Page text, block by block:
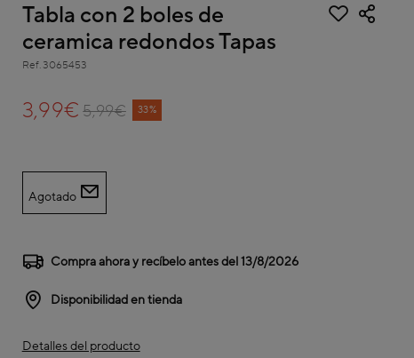
Tabla con 2 boles de
ceramica redondos Tapas
Ref. 3065453
Price reduced from
5,99€
to 33%
3,99€
Agotado
Compra ahora y recíbelo antes del13/8/2026
Disponibilidad en tienda
Detalles del producto